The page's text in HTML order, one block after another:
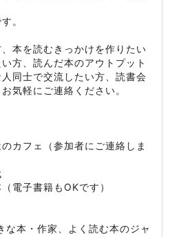
。
本を読むきっかけを作りたい
方、読んだ本のアウトプット
同士で交流したい方、読書会
気軽にご連絡ください。
カフェ（参加者にご連絡しま
電子書籍もOKです）
な本・作家、よく読む本のジャ